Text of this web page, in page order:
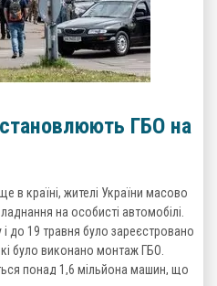
ГБО на
в країні, жителі України масово
на особисті автомобілі.
до 19 травня було зареєстровано
було виконано монтаж ГБО.
понад 1,6 мільйона машин, що